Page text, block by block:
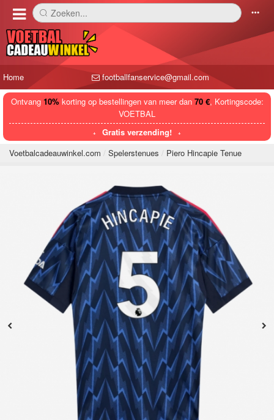
󰅼 Zoeken... 󰄒
Home footballfanservice@gmail.com
Ontvang 10%korting op bestellingen van meer dan 70 €, Kortingscode:
VOETBAL
Gratis verzending!
Voetbalcadeauwinkel.com
Spelerstenues Piero Hincapie Tenue